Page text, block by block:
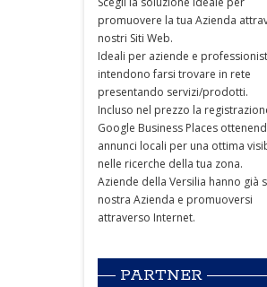
promuovere la tua Azienda
nostri Siti Web.
Ideali per aziende e
intendono farsi trovare in rete
presentando servizi/prodotti.
Incluso nel prezzo la
Google Business Places
annunci locali per una ottima
nelle ricerche della tua zona.
Aziende della Versilia hanno già
nostra Azienda e promuoversi
attraverso Internet.
PARTNER